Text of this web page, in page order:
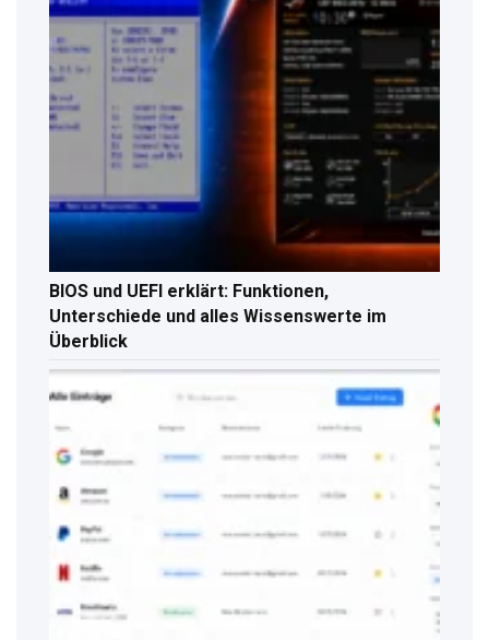
BIOS und UEFI erklärt: Funktionen,
Unterschiede und alles Wissenswerte im
Überblick